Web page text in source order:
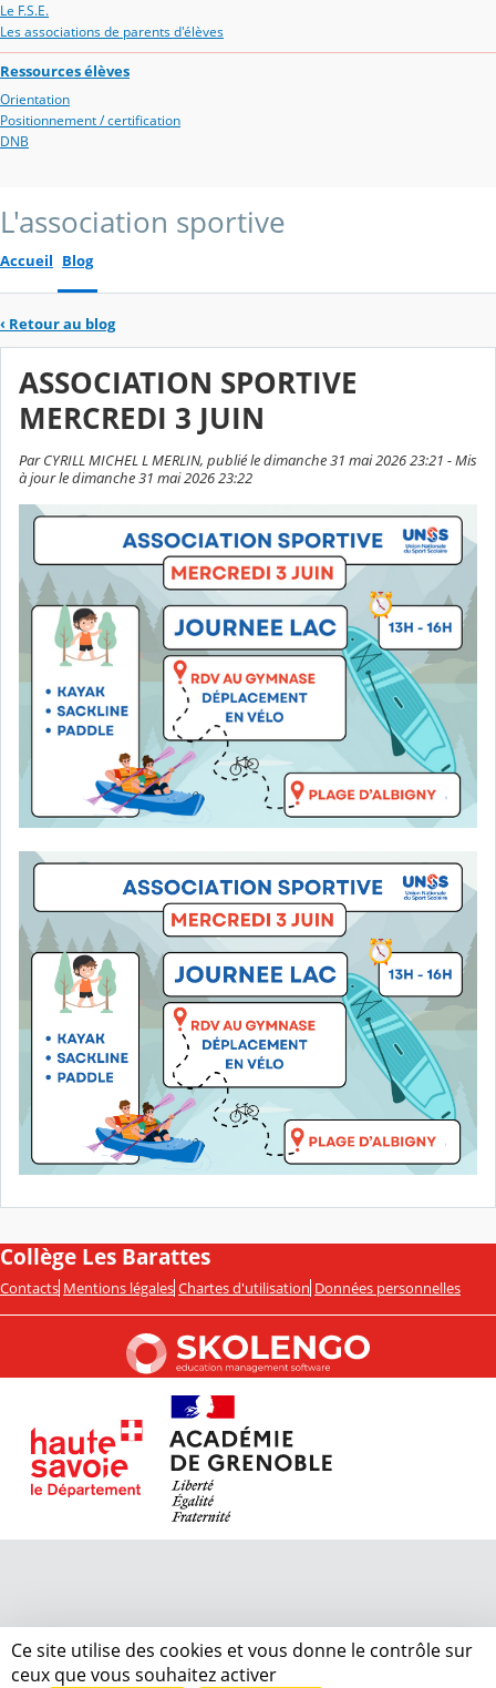
Le F.S.E.
Les associations de parents d'élèves
Ressources élèves
Orientation
Positionnement / certification
DNB
L'association sportive
Accueil Blog
‹ Retour au blog
ASSOCIATION SPORTIVE
MERCREDI 3 JUIN
Par CYRILL MICHEL L MERLIN, publié le dimanche 31 mai 2026 23:21 - Mis
à jour le dimanche 31 mai 2026 23:22
Collège Les Barattes
Contacts Mentions légales Chartes d'utilisation Données personnelles
Ce site utilise des cookies et vous donne le contrôle sur
ceux que vous souhaitez activer